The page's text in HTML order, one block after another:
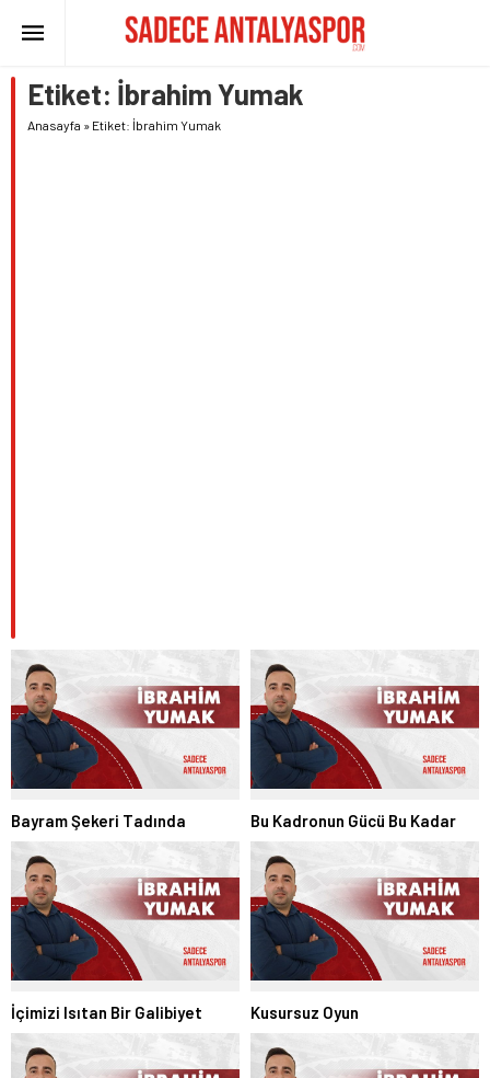
Etiket: İbrahim Yumak
Anasayfa » Etiket: İbrahim Yumak
Bayram Şekeri Tadında Bu Kadronun Gücü Bu Kadar
İçimizi Isıtan Bir Galibiyet Kusursuz Oyun